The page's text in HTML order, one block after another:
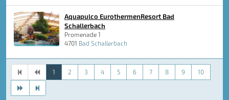
Aquapulco EurothermenResort Bad
Schallerbach
Promenade 1
4701 Bad Schallerbach
1 2 3 4 5 6 7 8 9 10